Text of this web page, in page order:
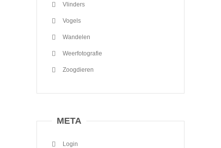
Vlinders
Vogels
Wandelen
Weerfotografie
Zoogdieren
META
Login